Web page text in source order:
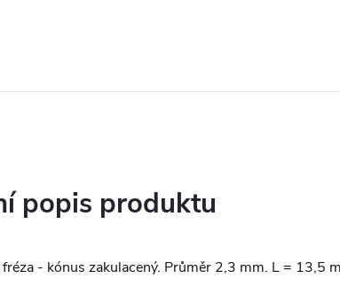
popis produktu
- kónus zakulacený. Průměr 2,3 mm. L = 13,5